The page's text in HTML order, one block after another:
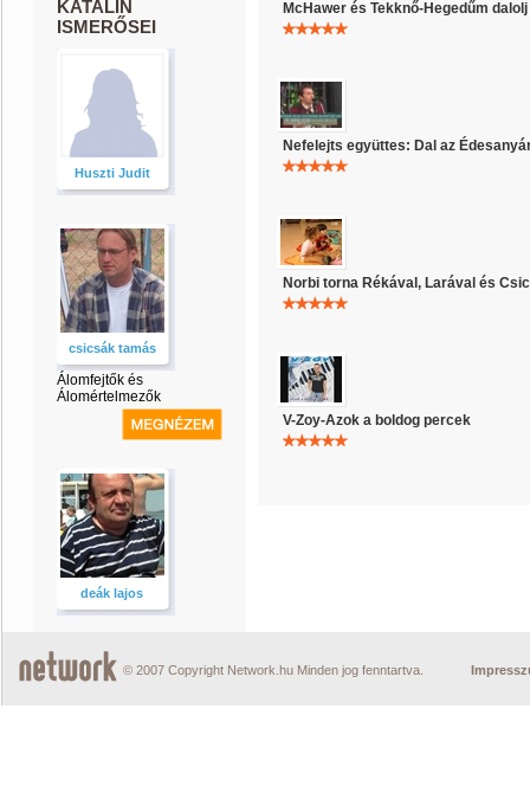
KATALIN
ISMERŐSEI
Huszti Judit
csicsák tamás
Álomfejtők és
Álomértelmezők
deák lajos
McHawer és Tekknő-Hegedűm dalolj
Nefelejts együttes: Dal az
Norbi torna Rékával, Larával és
V-Zoy-Azok a boldog percek
© 2007 Copyright Network.hu Minden jog fenntartva.